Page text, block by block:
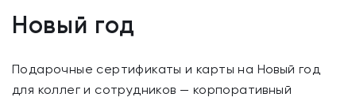
Новый год
Подарочные сертификаты и карты на Новый год
для коллег и сотрудников — корпоративный